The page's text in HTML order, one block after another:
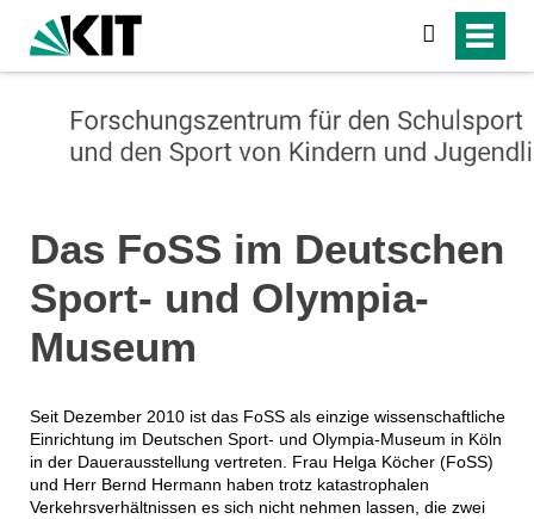
suchen
Das FoSS im Deutschen
Sport- und Olympia-
Museum
Seit Dezember 2010 ist das FoSS als einzige wissenschaftliche
Einrichtung im Deutschen Sport- und Olympia-Museum in Köln
in der Dauerausstellung vertreten. Frau Helga Köcher (FoSS)
und Herr Bernd Hermann haben trotz katastrophalen
Verkehrsverhältnissen es sich nicht nehmen lassen, die zwei